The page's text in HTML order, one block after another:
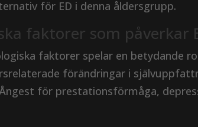
för ED i denna åldersgrupp.
faktorer som påverkar
faktorer spelar en betydande
förändringar i
för prestationsförmåga,